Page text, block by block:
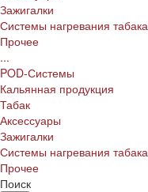
Зажигалки
Системы нагревания табака
Прочее
...
POD-Системы
Кальянная продукция
Табак
Аксессуары
Зажигалки
Системы нагревания табака
Прочее
Поиск